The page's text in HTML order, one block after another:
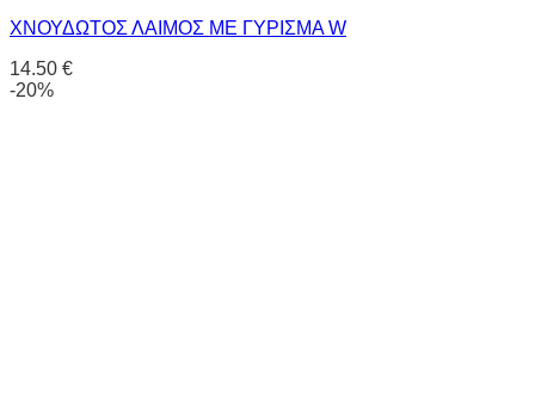
ΧΝΟΥΔΩΤΟΣ ΛΑΙΜΟΣ ΜΕ ΓΥΡΙΣΜΑ W
14.50 €
-20%